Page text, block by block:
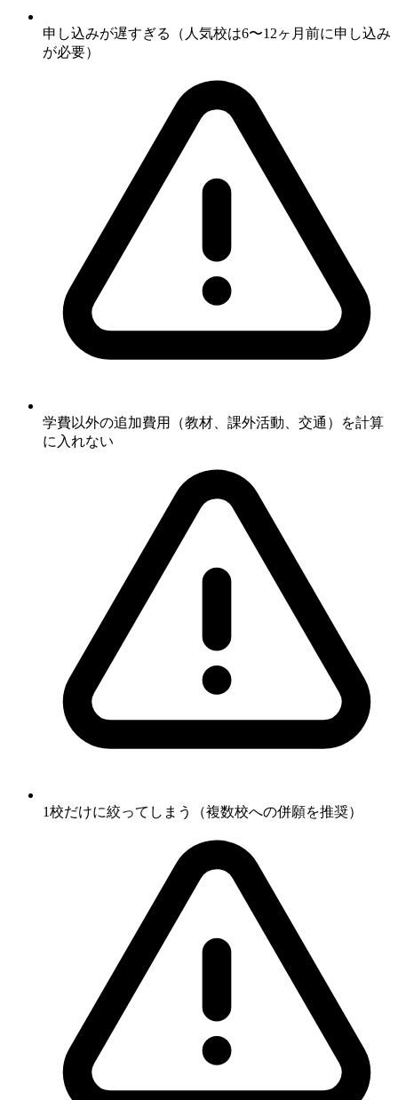
申し込みが遅すぎる（人気校は6〜12ヶ月前に申し込み
が必要）
学費以外の追加費用（教材、課外活動、交通）を計算
に入れない
1校だけに絞ってしまう（複数校への併願を推奨）